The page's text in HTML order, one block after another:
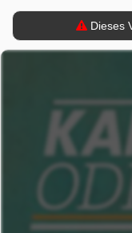
Dieses